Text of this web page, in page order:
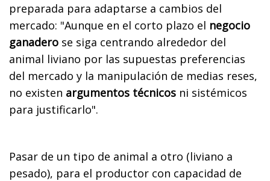
preparada para adaptarse a cambios del
mercado: "Aunque en el corto plazo el negocio
ganadero se siga centrando alrededor del
animal liviano por las supuestas preferencias
del mercado y la manipulación de medias reses,
no existen argumentos técnicos ni sistémicos
para justificarlo".
Pasar de un tipo de animal a otro (liviano a
pesado), para el productor con capacidad de